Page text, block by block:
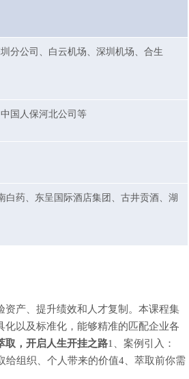
分公司、白云机场、深圳机场、合生
国人保河北公司等
药、东呈国际酒店集团、古井贡酒、湖
产、提升绩效和人才复制。本课程集
以及标准化，能够精准的匹配企业各
取，开启人生开挂之路1、案例引入：
给组织、个人带来的价值4、萃取前你需